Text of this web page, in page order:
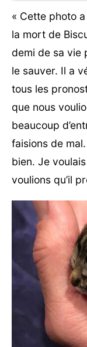
« Cette photo
la mort de
demi de sa vie
le sauver. Il a
tous les
que nous
beaucoup
faisions de
bien. Je
voulions qu’il